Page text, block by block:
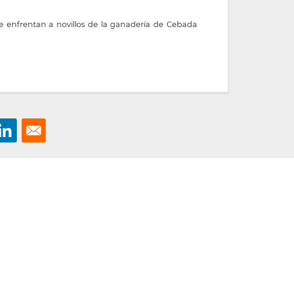
enfrentan a novillos de la ganadería de Cebada